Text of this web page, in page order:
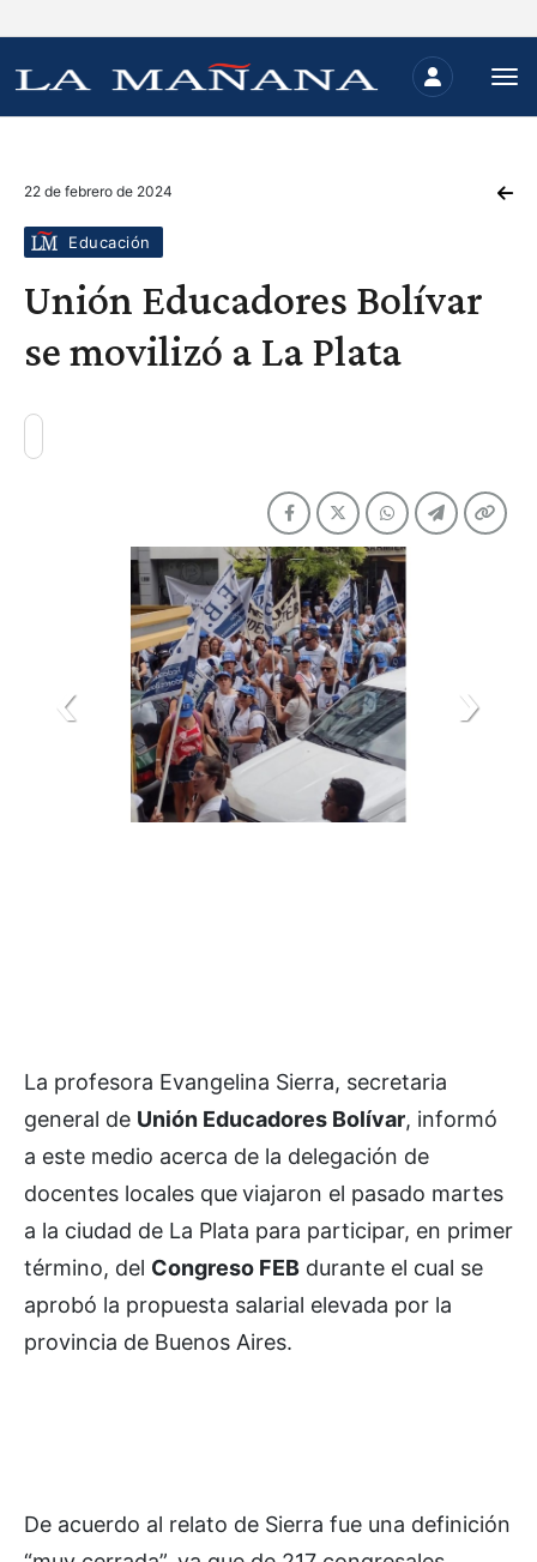
22 de febrero de 2024
Educación
Unión Educadores Bolívar
se movilizó a La Plata
La profesora Evangelina Sierra, secretaria
general de Unión Educadores Bolívar, informó
a este medio acerca de la delegación de
docentes locales queviajaron el pasado martes
a la ciudad de La Plata para participar, en primer
término, del Congreso FEB durante el cual se
aprobó la propuesta salarial elevada por la
provincia de Buenos Aires.
De acuerdo al relato de Sierra fue una definición